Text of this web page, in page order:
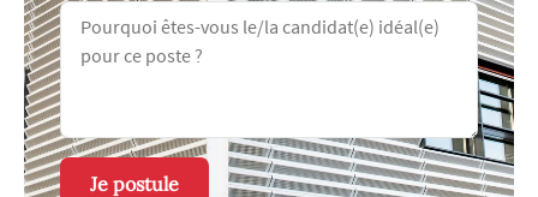
Je postule